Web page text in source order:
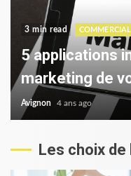
Les choix de
3 min read
5 applications
marketing de
Avignon 4 ans ago